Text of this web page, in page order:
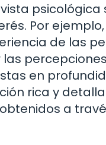
Por
de las
en
rica y
a